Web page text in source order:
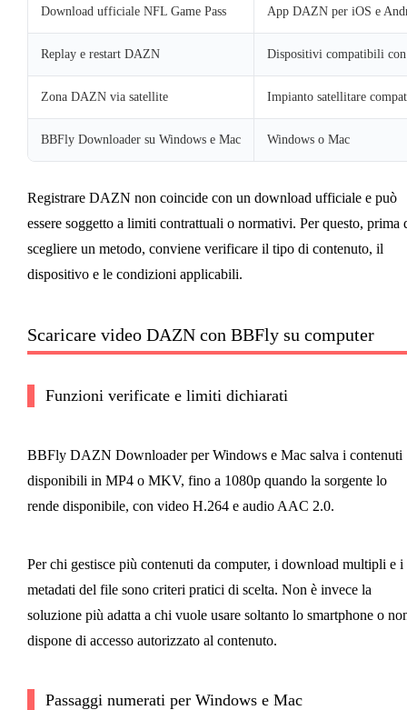
Download ufficiale NFL Game Pass App DAZN per iOS e
Replay e restart DAZN Dispositivi compatibili
Zona DAZN via satellite Impianto satellitare
BBFly Downloader su Windows e Mac Windows o Mac
Registrare DAZN non coincide con un download ufficiale e può
essere soggetto a limiti contrattuali o normativi. Per questo, prima
scegliere un metodo, conviene verificare il tipo di contenuto, il
dispositivo e le condizioni applicabili.
Scaricare video DAZN con BBFly su computer
Funzioni verificate e limiti dichiarati
BBFly DAZN Downloader per Windows e Mac salva i contenuti
disponibili in MP4 o MKV, fino a 1080p quando la sorgente lo
rende disponibile, con video H.264 e audio AAC 2.0.
Per chi gestisce più contenuti da computer, i download multipli e i
metadati del file sono criteri pratici di scelta. Non è invece la
soluzione più adatta a chi vuole usare soltanto lo smartphone o
dispone di accesso autorizzato al contenuto.
Passaggi numerati per Windows e Mac